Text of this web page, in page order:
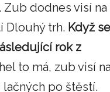
Zub dodnes visí na
Dlouhý trh. Když se
rok z
to má, zub visí
po štěstí.